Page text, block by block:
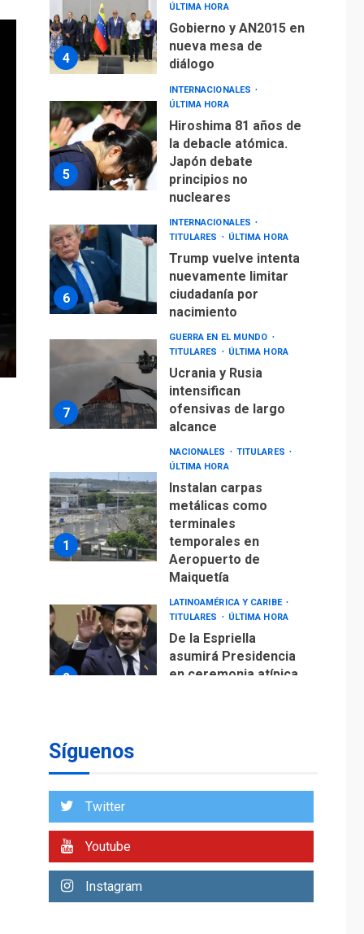
4
ÚLTIMA HORA
Gobierno y AN2015 en
nueva mesa de
diálogo
5
INTERNACIONALES
ÚLTIMA HORA
Hiroshima 81 años de
la debacle atómica.
Japón debate
principios no
nucleares
6
INTERNACIONALES
TITULARES
ÚLTIMA HORA
Trump vuelve intenta
nuevamente limitar
ciudadanía por
nacimiento
7
GUERRA EN EL MUNDO
TITULARES
ÚLTIMA HORA
Ucrania y Rusia
intensifican
ofensivas de largo
alcance
1
NACIONALES
TITULARES
ÚLTIMA HORA
Instalan carpas
metálicas como
terminales
temporales en
Aeropuerto de
Maiquetía
2
LATINOAMÉRICA Y CARIBE
TITULARES
ÚLTIMA HORA
De la Espriella
asumirá Presidencia
en ceremonia atípica
3
de diálogo en
4
POLÍTICA
TITULARES
Gobierno y AN2015 en
diálogo
Síguenos
Twitter
Youtube
Instagram